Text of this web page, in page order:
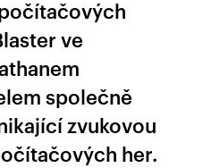
ve
společně
zvukovou
her.